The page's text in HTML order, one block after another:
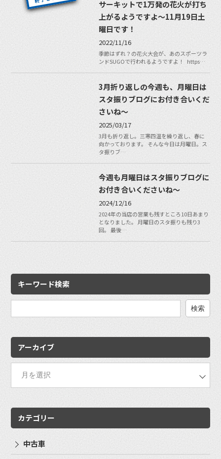
サーキットで1万発の花火が打ち
上がるようですよ〜11月19日土
曜日です！
2022/11/16
季節はずれ？の花火大会が、あのスポーツラ
ンドSUGOで行われるようですよ！ https…
3月折り返しの今週も、月曜日は
スタ振りブログにお付き合いくだ
さいね〜
2025/03/17
3月も折り返し。三寒四温を繰り返し、春に
向かっております。 そんな今日は月曜日。ス
タ振りブ…
今週も月曜日はスタ振りブログに
お付き合いくださいね〜
2024/12/16
2024年の当店の営業も残すところ10日あまり
となりました。 月曜日のスタ振りも残り3
回。 最後…
キーワード検索
アーカイブ
カテゴリー
中古車